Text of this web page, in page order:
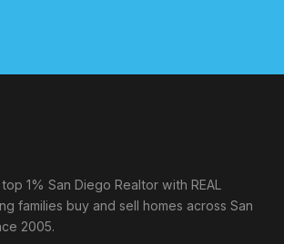
1% San Diego Realtor with REAL
families buy and sell homes across San
2005.